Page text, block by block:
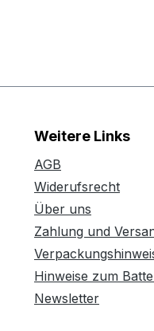
Weitere Links
AGB
Widerufsrecht
Über uns
Zahlung und
Hinweise zum
Newsletter